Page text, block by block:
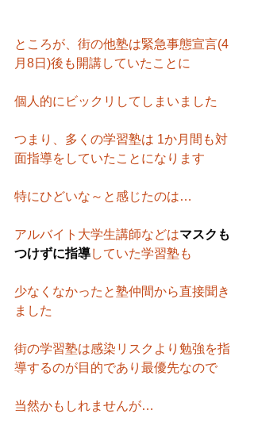
ところが、街の他塾は緊急事態宣言(4
月8日)後も開講していたことに
個人的にビックリしてしまいました
つまり、多くの学習塾は 1か月間も対
面指導をしていたことになります
特にひどいな～と感じたのは…
アルバイト大学生講師などはマスクも
つけずに指導していた学習塾も
少なくなかったと塾仲間から直接聞き
ました
街の学習塾は感染リスクより勉強を指
導するのが目的であり最優先なので
当然かもしれませんが…